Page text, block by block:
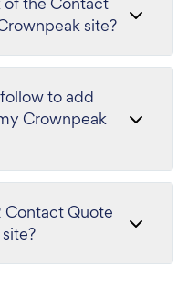
site?
to add
Crownpeak
Contact Quote